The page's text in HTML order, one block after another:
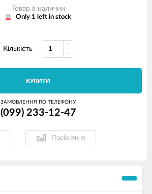
Товар в наличии
Only 1 left in stock
Кількість
КУПИТИ
ЗАМОВЛЕННЯ ПО ТЕЛЕФОНУ
(099) 233-12-47
Порівняння